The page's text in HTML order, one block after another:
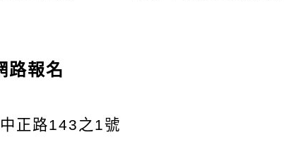
路報名
正路143之1號